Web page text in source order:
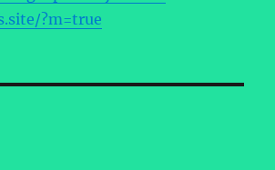
?m=true